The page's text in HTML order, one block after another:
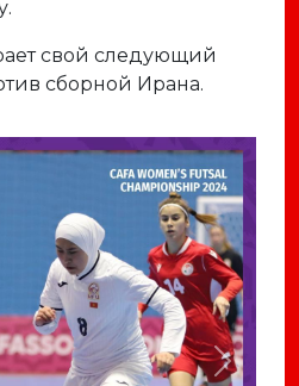
свой следующий
сборной Ирана.
Next